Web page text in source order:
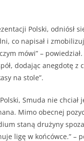
Polski, odniósł
co napisał i
mówi” –
dodając anegdotę z
na stole”.
Smuda nie
Mimo obecnej
staną drużyny
ligę w końcówce.” –